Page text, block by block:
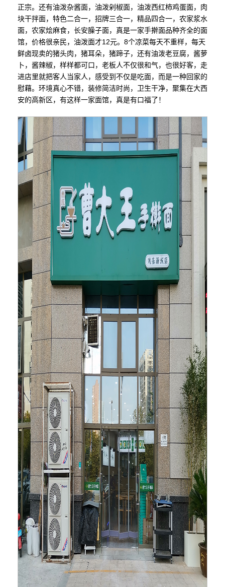
正宗。还有油泼杂酱面，油泼剁椒面，油泼西红柿鸡蛋面，肉
块干拌面，特色二合一，招牌三合一，精品四合一，农家浆水
面，农家烩麻食，长安臊子面，真是一家手擀面品种齐全的面
馆，价格很亲民，油泼面才12元。8个凉菜每天不重样，每天
鲜卤现卖的猪头肉，猪耳朵，猪蹄子，还有油泼老豆腐，酱萝
卜，酱辣椒，样样都可口，老板人不仅很和气，也很好客，走
进店里就把客人当家人，感受到不仅是吃面，而是一种回家的
慰藉。环境真心不错，装修简洁时尚，卫生干净，聚集在大西
安的高新区，有这样一家面馆，真是有口福了！